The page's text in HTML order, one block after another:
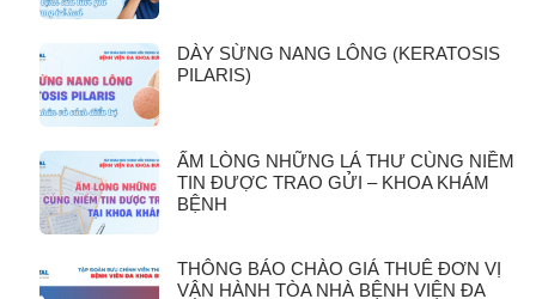
DÀY SỪNG NANG LÔNG (KERATOSIS
PILARIS)
ẤM LÒNG NHỮNG LÁ THƯ CÙNG NIỀM
TIN ĐƯỢC TRAO GỬI – KHOA KHÁM
BỆNH
THÔNG BÁO CHÀO GIÁ THUÊ ĐƠN VỊ
VẬN HÀNH TÒA NHÀ BỆNH VIỆN ĐA